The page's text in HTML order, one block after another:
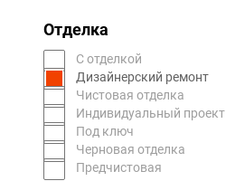
Отделка
С отделкой
Дизайнерский ремонт
Чистовая отделка
Индивидуальный проект
Под ключ
Черновая отделка
Предчистовая